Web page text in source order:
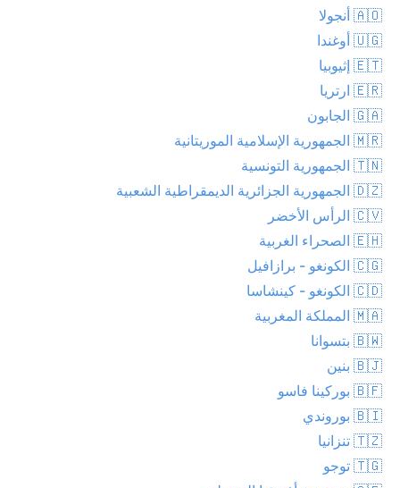
🇦🇴 أنجولا
🇺🇬 أوغندا
🇪🇹 إثيوبيا
🇪🇷 ارتريا
🇬🇦 الجابون
🇲🇷 الجمهورية الإسلامية الموريتانية
🇹🇳 الجمهورية التونسية
🇩🇿 الجمهورية الجزائرية الديمقراطية الشعبية
🇨🇻 الرأس الأخضر
🇪🇭 الصحراء الغربية
🇨🇬 الكونغو - برازافيل
🇨🇩 الكونغو - كينشاسا
🇲🇦 المملكة المغربية
🇧🇼 بتسوانا
🇧🇯 بنين
🇧🇫 بوركينا فاسو
🇧🇮 بوروندي
🇹🇿 تنزانيا
🇹🇬 توجو